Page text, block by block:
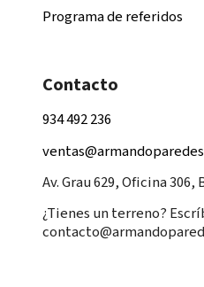
Programa de referidos
Contacto
934 492 236
Av. Grau 629, Oficina
¿Tienes un terreno?